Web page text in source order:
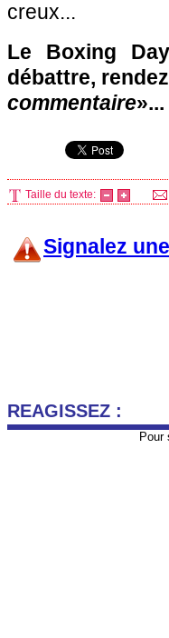
creux...
Le Boxing
débattre,
commentaire»...
Taille du texte:
Signalez
REAGISSEZ :
Pour